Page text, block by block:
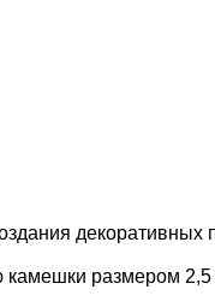
камешки размером